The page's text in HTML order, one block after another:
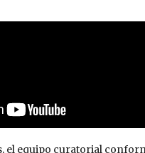
el equipo curatorial